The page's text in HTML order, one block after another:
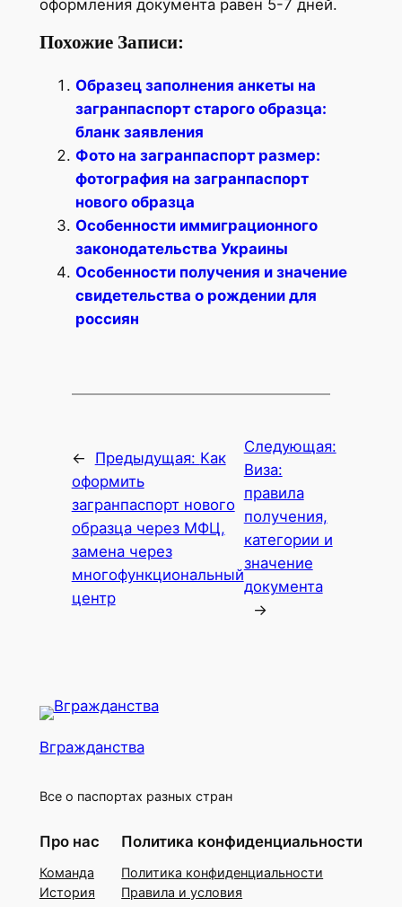
оформления документа равен 5-7 дней.
Похожие Записи:
Образец заполнения анкеты на
загранпаспорт старого образца:
бланк заявления
Фото на загранпаспорт размер:
фотография на загранпаспорт
нового образца
Особенности иммиграционного
законодательства Украины
Особенности получения и значение
свидетельства о рождении для
россиян
← Предыдущая: Как
оформить
загранпаспорт нового
образца через МФЦ,
замена через
многофункциональный
центр
Следующая:
Виза:
правила
получения,
категории и
значение
документа
→
Вгражданства
Все о паспортах разных стран
Про нас
Команда
История
Политика конфиденциальности
Политика конфиденциальности
Правила и условия